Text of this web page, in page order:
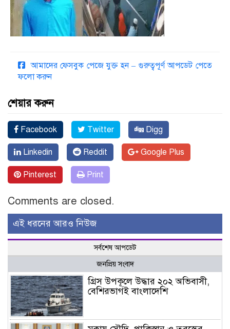
আমাদের ফেসবুক পেজে যুক্ত হন – গুরুত্বপূর্ণ আপডেট পেতে
ফলো করুন
শেয়ার করুন
Facebook Twitter Digg
Linkedin Reddit Google Plus
Pinterest Print
Comments are closed.
এই ধরনের আরও নিউজ
সর্বশেষ আপডেট
জনপ্রিয় সংবাদ
গ্রিস উপকূলে উদ্ধার ২০২ অভিবাসী,
বেশিরভাগই বাংলাদেশি